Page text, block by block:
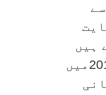
ہیں
جماعت الاحرار کی بنیاد اگست 2014میں